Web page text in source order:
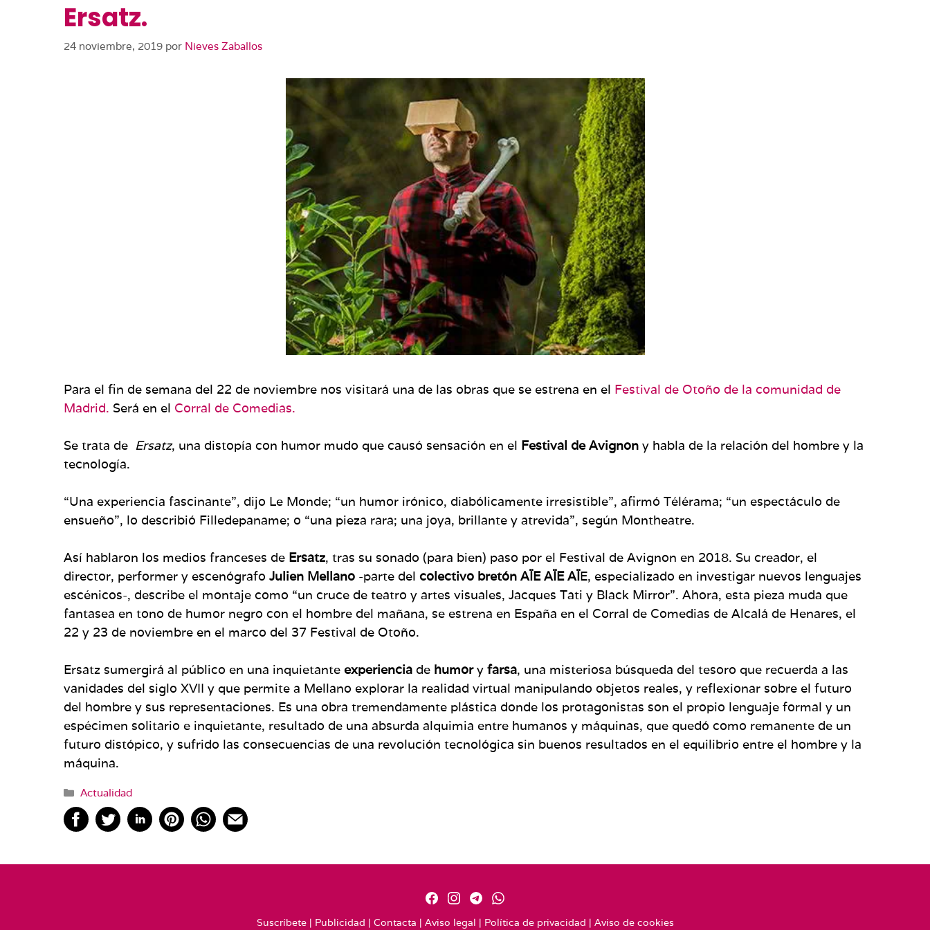
Ersatz.
24 noviembre, 2019 por Nieves Zaballos
Para el fin de semana del 22 de noviembre nos visitará una de las obras que se estrena en el Festival de Otoño de la comunidad de
Madrid. Será en el Corral de Comedias.
Se trata de Ersatz, una distopía con humor mudo que causó sensación en el Festival de Avignon y habla de la relación del hombre y la
tecnología.
“Una experiencia fascinante”, dijo Le Monde; “un humor irónico, diabólicamente irresistible”, afirmó Télérama; “un espectáculo de
ensueño”, lo describió Filledepaname; o “una pieza rara; una joya, brillante y atrevida”, según Montheatre.
Así hablaron los medios franceses de Ersatz, tras su sonado (para bien) paso por el Festival de Avignon en 2018. Su creador, el
director, performer y escenógrafo Julien Mellano -parte del colectivo bretón AÏE AÏE AÏE, especializado en investigar nuevos lenguajes
escénicos-, describe el montaje como “un cruce de teatro y artes visuales, Jacques Tati y Black Mirror”. Ahora, esta pieza muda que
fantasea en tono de humor negro con el hombre del mañana, se estrena en España en el Corral de Comedias de Alcalá de Henares, el
22 y 23 de noviembre en el marco del 37 Festival de Otoño.
Ersatz sumergirá al público en una inquietante experiencia de humory farsa, una misteriosa búsqueda del tesoro que recuerda a las
vanidades del siglo XVII y que permite a Mellano explorar la realidad virtual manipulando objetos reales, y reflexionar sobre el futuro
del hombre y sus representaciones. Es una obra tremendamente plástica donde los protagonistas son el propio lenguaje formal y un
espécimen solitario e inquietante, resultado de una absurda alquimia entre humanos y máquinas, que quedó como remanente de un
futuro distópico, y sufrido las consecuencias de una revolución tecnológica sin buenos resultados en el equilibrio entre el hombre y la
máquina.
Categorías
Actualidad
Suscríbete| Publicidad | Contacta | Aviso legal | Política de privacidad | Aviso de cookies